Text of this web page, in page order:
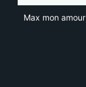
Max mon amour